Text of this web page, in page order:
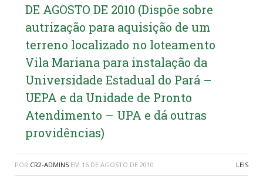
DE AGOSTO DE 2010 (Dispõe sobre
autrização para aquisição de um
terreno localizado no loteamento
Vila Mariana para instalação da
Universidade Estadual do Pará –
UEPA e da Unidade de Pronto
Atendimento – UPA e dá outras
providências)
POR CR2-ADMIN5 EM 16 DE AGOSTO DE 2010 LEIS